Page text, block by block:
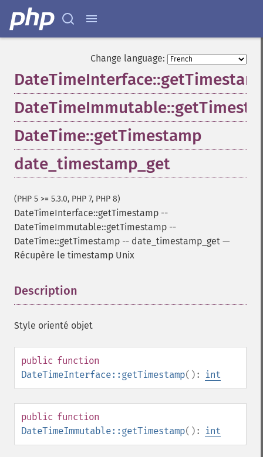
Change language:
DateTime::getTimestamp
date_timestamp_get
(PHP 5 >= 5.3.0, PHP 7, PHP 8)
DateTimeInterface::getTimestamp --
DateTimeImmutable::getTimestamp --
DateTime::getTimestamp -- date_timestamp_get —
Récupère le timestamp Unix
Description
Style orienté objet
public function
DateTimeInterface::getTimestamp(): int
public function
DateTimeImmutable::getTimestamp(): int